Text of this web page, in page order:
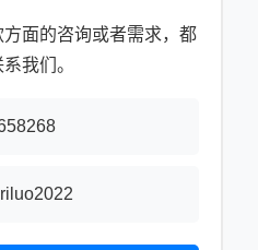
面的咨询或者需求，都
我们。